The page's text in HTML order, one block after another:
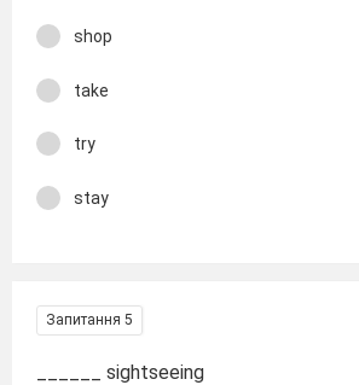
shop
take
try
stay
Запитання 5
______ sightseeing